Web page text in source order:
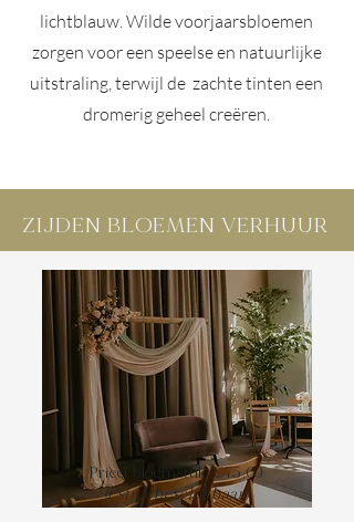
lichtblauw. Wilde voorjaarsbloemen
zorgen voor een speelse en natuurlijke
uitstraling, terwijl de zachte tinten een
dromerig geheel creëren.
ZIJDEN BLOEMEN VERHUUR
Prieel bloemstuk €75,00
(1 stuk beschikbaar)